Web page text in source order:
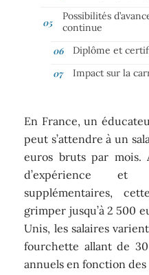
Possibilités
continue
Diplôme et
Impact sur la
En France, un
peut s’attendre à un
euros bruts par mois.
d’expérience et
supplémentaires,
grimper jusqu’à 2 500
Unis, les salaires
fourchette allant de
annuels en fonction